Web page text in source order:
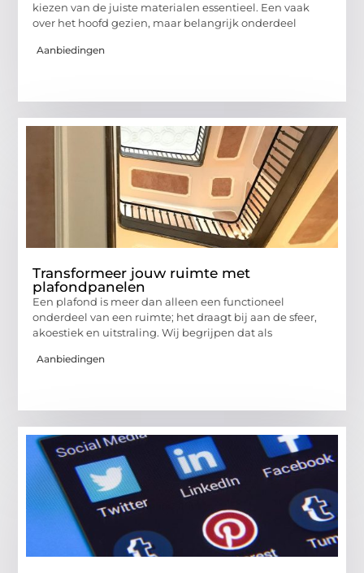
kiezen van de juiste materialen essentieel. Een vaak
over het hoofd gezien, maar belangrijk onderdeel
Aanbiedingen
Transformeer jouw ruimte met
plafondpanelen
Een plafond is meer dan alleen een functioneel
onderdeel van een ruimte; het draagt bij aan de sfeer,
akoestiek en uitstraling. Wij begrijpen dat als
Aanbiedingen